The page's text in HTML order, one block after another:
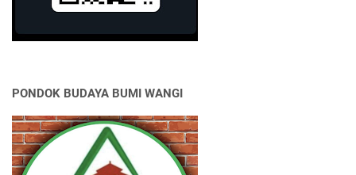
PONDOK BUDAYA BUMI WANGI